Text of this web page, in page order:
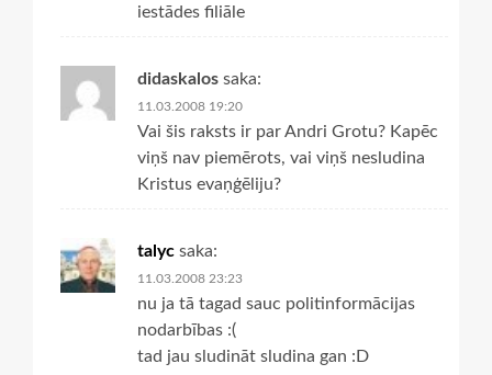
iestādes filiāle
didaskalos saka:
11.03.2008 19:20
Vai šis raksts ir par Andri Grotu? Kapēc
viņš nav piemērots, vai viņš nesludina
Kristus evaņģēliju?
talyc saka:
11.03.2008 23:23
nu ja tā tagad sauc politinformācijas
nodarbības :(
tad jau sludināt sludina gan :D